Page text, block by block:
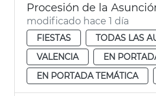
Procesión de la
modificado hace 1 día
FIESTAS
TODAS LAS
VALENCIA
EN
EN PORTADA TEMÁTICA